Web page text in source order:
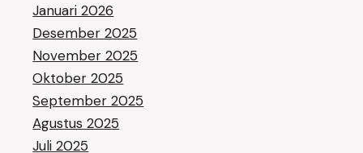
Januari 2026
Desember 2025
November 2025
Oktober 2025
September 2025
Agustus 2025
Juli 2025